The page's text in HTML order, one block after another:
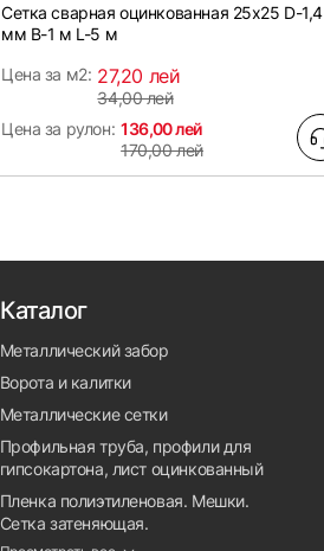
Сетка сварная оцинкованная 25х25 D-1,4
мм B-1 м L-5 м
Цена за м2: 27,20 лей
34,00 лей
Цена за рулон: 136,00 лей
170,00 лей
Каталог
Металлический забор
Ворота и калитки
Металлические сетки
Профильная труба, профили для
гипсокартона, лист оцинкованный
Пленка полиэтиленовая. Мешки.
Сетка затеняющая.